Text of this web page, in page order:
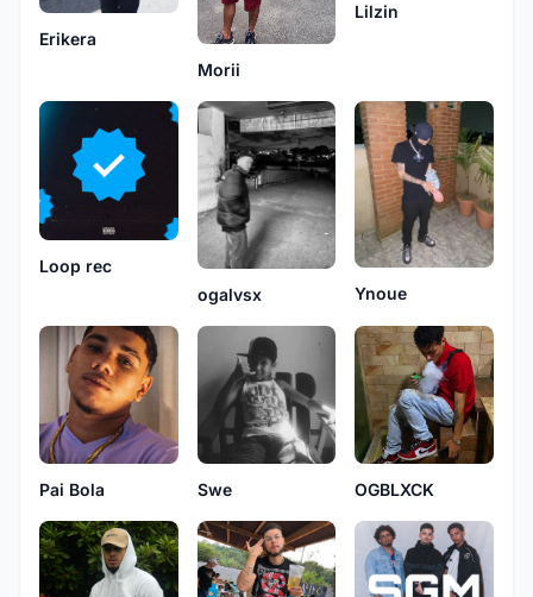
Erikera
Morii
Lilzin
Loop rec
ogalvsx
Ynoue
Pai Bola Swe OGBLXCK